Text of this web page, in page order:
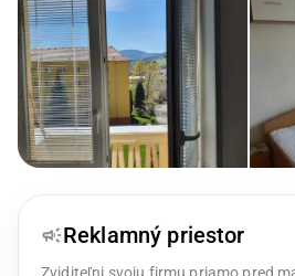
Reklamný priestor